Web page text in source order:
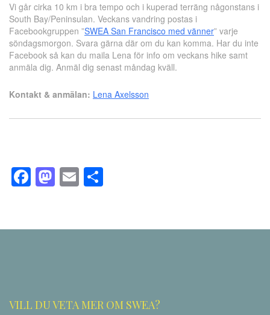
Vi går cirka 10 km i bra tempo och i kuperad terräng någonstans i
South Bay/Peninsulan. Veckans vandring postas i
Facebookgruppen ”SWEA San Francisco med vänner” varje
söndagsmorgon. Svara gärna där om du kan komma. Har du inte
Facebook så kan du maila Lena för info om veckans hike samt
anmäla dig. Anmäl dig senast måndag kväll.
Kontakt & anmälan: Lena Axelsson
Facebook
Mastodon
Email
VILL DU VETA MER OM SWEA?